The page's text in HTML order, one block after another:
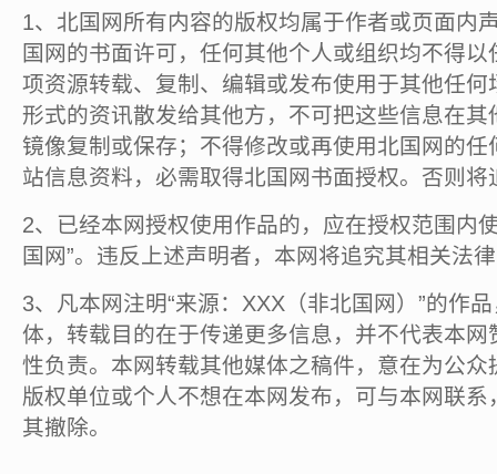
1、北国网所有内容的版权均属于作者或页面内
国网的书面许可，任何其他个人或组织均不得
项资源转载、复制、编辑或发布使用于其他任
形式的资讯散发给其他方，不可把这些信息在
镜像复制或保存；不得修改或再使用北国网的
站信息资料，必需取得北国网书面授权。否则将
2、已经本网授权使用作品的，应在授权范围内
国网”。违反上述声明者，本网将追究其相关法
3、凡本网注明“来源：XXX（非北国网）”的作
体，转载目的在于传递更多信息，并不代表本
性负责。本网转载其他媒体之稿件，意在为公
版权单位或个人不想在本网发布，可与本网联
其撤除。